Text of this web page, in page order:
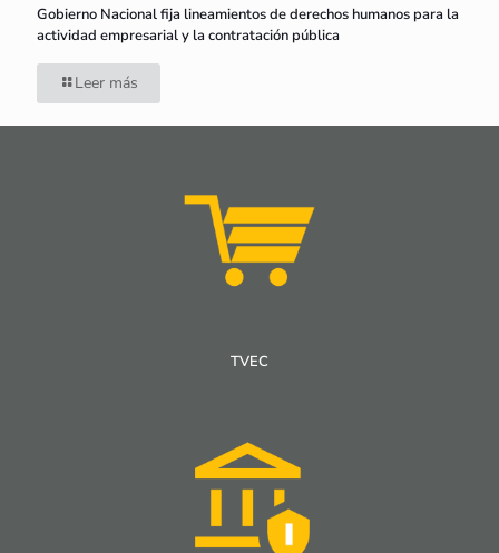
Gobierno Nacional fija lineamientos de derechos humanos para la
actividad empresarial y la contratación pública
Leer más
TVEC